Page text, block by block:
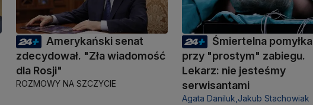
Amerykański senat
zdecydował. "Zła wiadomość
dla Rosji"
ROZMOWY NA SZCZYCIE
Śmiertelna pomyłka
przy "prostym" zabiegu.
Lekarz: nie jesteśmy
serwisantami
Agata Daniluk, Jakub Stachowiak